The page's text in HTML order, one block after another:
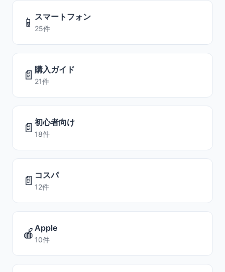
📱 スマートフォン
25件
📄 購入ガイド
21件
📄 初心者向け
18件
📄 コスパ
12件
🍎 Apple
10件